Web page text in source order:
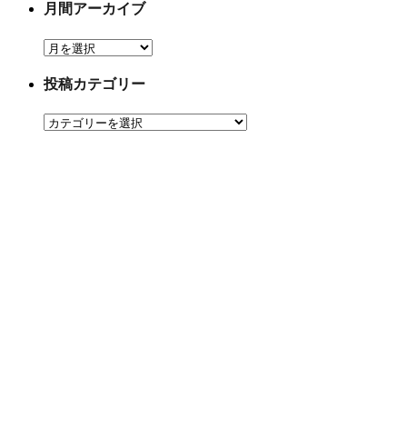
月間アーカイブ
月
ア
カ
投稿カテゴリー
投